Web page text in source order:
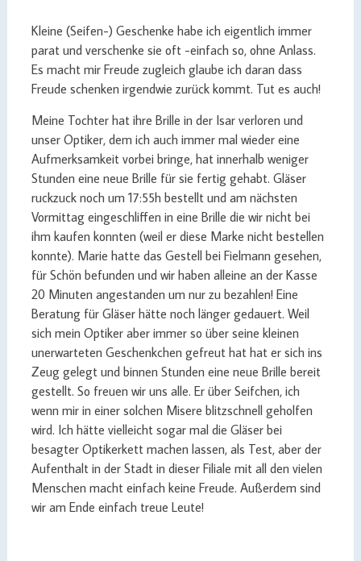
Kleine (Seifen-) Geschenke habe ich eigentlich immer
parat und verschenke sie oft -einfach so, ohne Anlass.
Es macht mir Freude zugleich glaube ich daran dass
Freude schenken irgendwie zurück kommt. Tut es auch!
Meine Tochter hat ihre Brille in der Isar verloren und
unser Optiker, dem ich auch immer mal wieder eine
Aufmerksamkeit vorbei bringe, hat innerhalb weniger
Stunden eine neue Brille für sie fertig gehabt. Gläser
ruckzuck noch um 17:55h bestellt und am nächsten
Vormittag eingeschliffen in eine Brille die wir nicht bei
ihm kaufen konnten (weil er diese Marke nicht bestellen
konnte). Marie hatte das Gestell bei Fielmann gesehen,
für Schön befunden und wir haben alleine an der Kasse
20 Minuten angestanden um nur zu bezahlen! Eine
Beratung für Gläser hätte noch länger gedauert. Weil
sich mein Optiker aber immer so über seine kleinen
unerwarteten Geschenkchen gefreut hat hat er sich ins
Zeug gelegt und binnen Stunden eine neue Brille bereit
gestellt. So freuen wir uns alle. Er über Seifchen, ich
wenn mir in einer solchen Misere blitzschnell geholfen
wird. Ich hätte vielleicht sogar mal die Gläser bei
besagter Optikerkett machen lassen, als Test, aber der
Aufenthalt in der Stadt in dieser Filiale mit all den vielen
Menschen macht einfach keine Freude. Außerdem sind
wir am Ende einfach treue Leute!